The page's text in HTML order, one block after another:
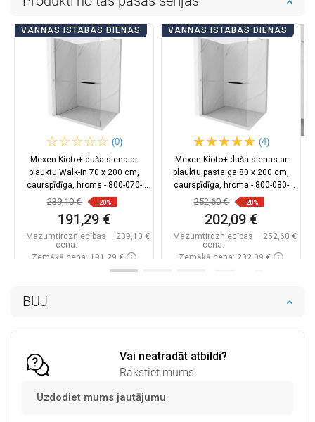
BUJ
Vai neatradāt atbildi?
Rakstiet mums
Uzdodiet mums jautājumu
VANNAS ISTABAS DIENAS
(0)
Mexen Kioto+ duša siena ar
plauktu Walk-in 70 x 200 cm,
caurspīdīga, hroms - 800-070-
121-01-00
239,10 € -20%
191,29 €
Mazumtirdzniecības
cena:
239,10 €
Zemākā cena: 191,29 €
Pieejamās vispirms
VANNAS ISTABAS DIENAS
(4)
Mexen Kioto+ duša sienas ar
plauktu pastaiga 80 x 200 cm,
caurspīdīga, hroma - 800-080-
121-01-00
252,60 € -20%
202,09 €
Mazumtirdzniecības
cena:
252,60 €
Zemākā cena: 202,09 €